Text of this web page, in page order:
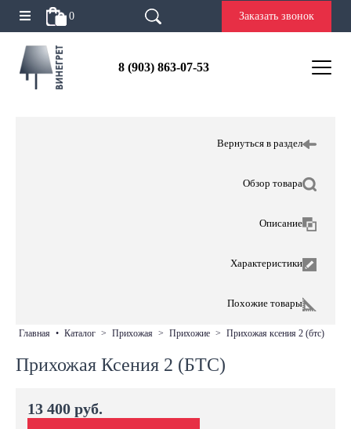
0 Заказать звонок
8 (903) 863-07-53
Вернуться в раздел
Обзор товара
Описание
Характеристики
Похожие товары
главная • каталог > прихожая > прихожие > прихожая ксения 2 (бтс)
Прихожая Ксения 2 (БТС)
13 400 руб.